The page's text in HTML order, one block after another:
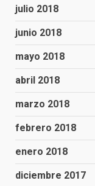
julio 2018
junio 2018
mayo 2018
abril 2018
marzo 2018
febrero 2018
enero 2018
diciembre 2017